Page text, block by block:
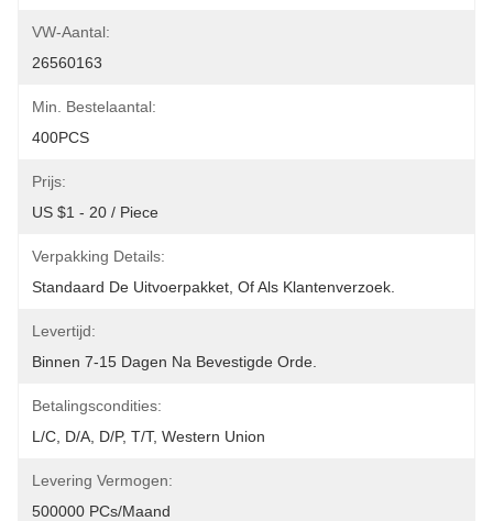
VW-Aantal:
26560163
Min. Bestelaantal:
400PCS
Prijs:
US $1 - 20 / Piece
Verpakking Details:
Standaard De Uitvoerpakket, Of Als Klantenverzoek.
Levertijd:
Binnen 7-15 Dagen Na Bevestigde Orde.
Betalingscondities:
L/C, D/A, D/P, T/T, Western Union
Levering Vermogen:
500000 PCs/maand